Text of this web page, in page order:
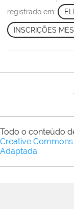
registrado em:
INSCRIÇÕES
Todo o conteúdo
Creative
Adaptada.